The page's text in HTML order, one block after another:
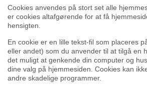
Cookies anvendes på stort set alle
er cookies altafgørende for at få
hensigten.
En cookie er en lille tekst-fil som placeres
eller andet) som du anvender til at tilgå en
det muligt at genkende din computer og
dine valg på hjemmesiden. Cookies kan
andre skadelige programmer.